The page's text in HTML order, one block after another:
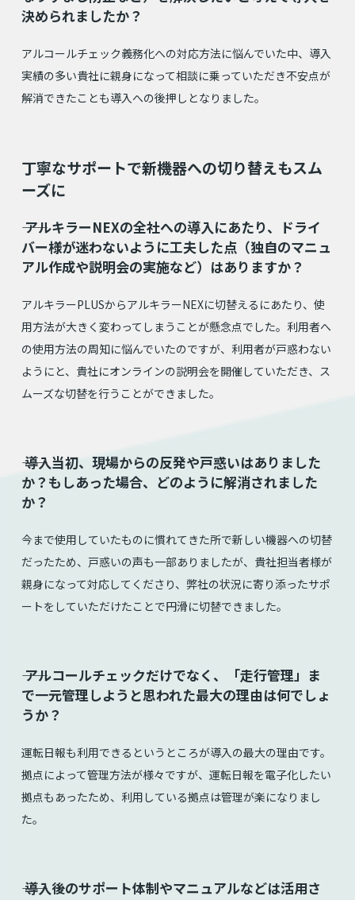
決められましたか？
アルコールチェック義務化への対応方法に悩んでいた中、導入
実績の多い貴社に親身になって相談に乗っていただき不安点が
解消できたことも導入への後押しとなりました。
丁寧なサポートで新機器への切り替えもスム
ーズに
⸺ アルキラーNEXの全社への導入にあたり、ドライ
バー様が迷わないように工夫した点（独自のマニュ
アル作成や説明会の実施など）はありますか？
アルキラーPLUSからアルキラーNEXに切替えるにあたり、使
用方法が大きく変わってしまうことが懸念点でした。利用者へ
の使用方法の周知に悩んでいたのですが、利用者が戸惑わない
ようにと、貴社にオンラインの説明会を開催していただき、ス
ムーズな切替を行うことができました。
⸺ 導入当初、現場からの反発や戸惑いはありました
か？もしあった場合、どのように解消されました
か？
今まで使用していたものに慣れてきた所で新しい機器への切替
だったため、戸惑いの声も一部ありましたが、貴社担当者様が
親身になって対応してくださり、弊社の状況に寄り添ったサポ
ートをしていただけたことで円滑に切替できました。
⸺ アルコールチェックだけでなく、「走行管理」ま
で一元管理しようと思われた最大の理由は何でしょ
うか？
運転日報も利用できるというところが導入の最大の理由です。
拠点によって管理方法が様々ですが、運転日報を電子化したい
拠点もあったため、利用している拠点は管理が楽になりまし
た。
⸺ 導入後のサポート体制やマニュアルなどは活用さ